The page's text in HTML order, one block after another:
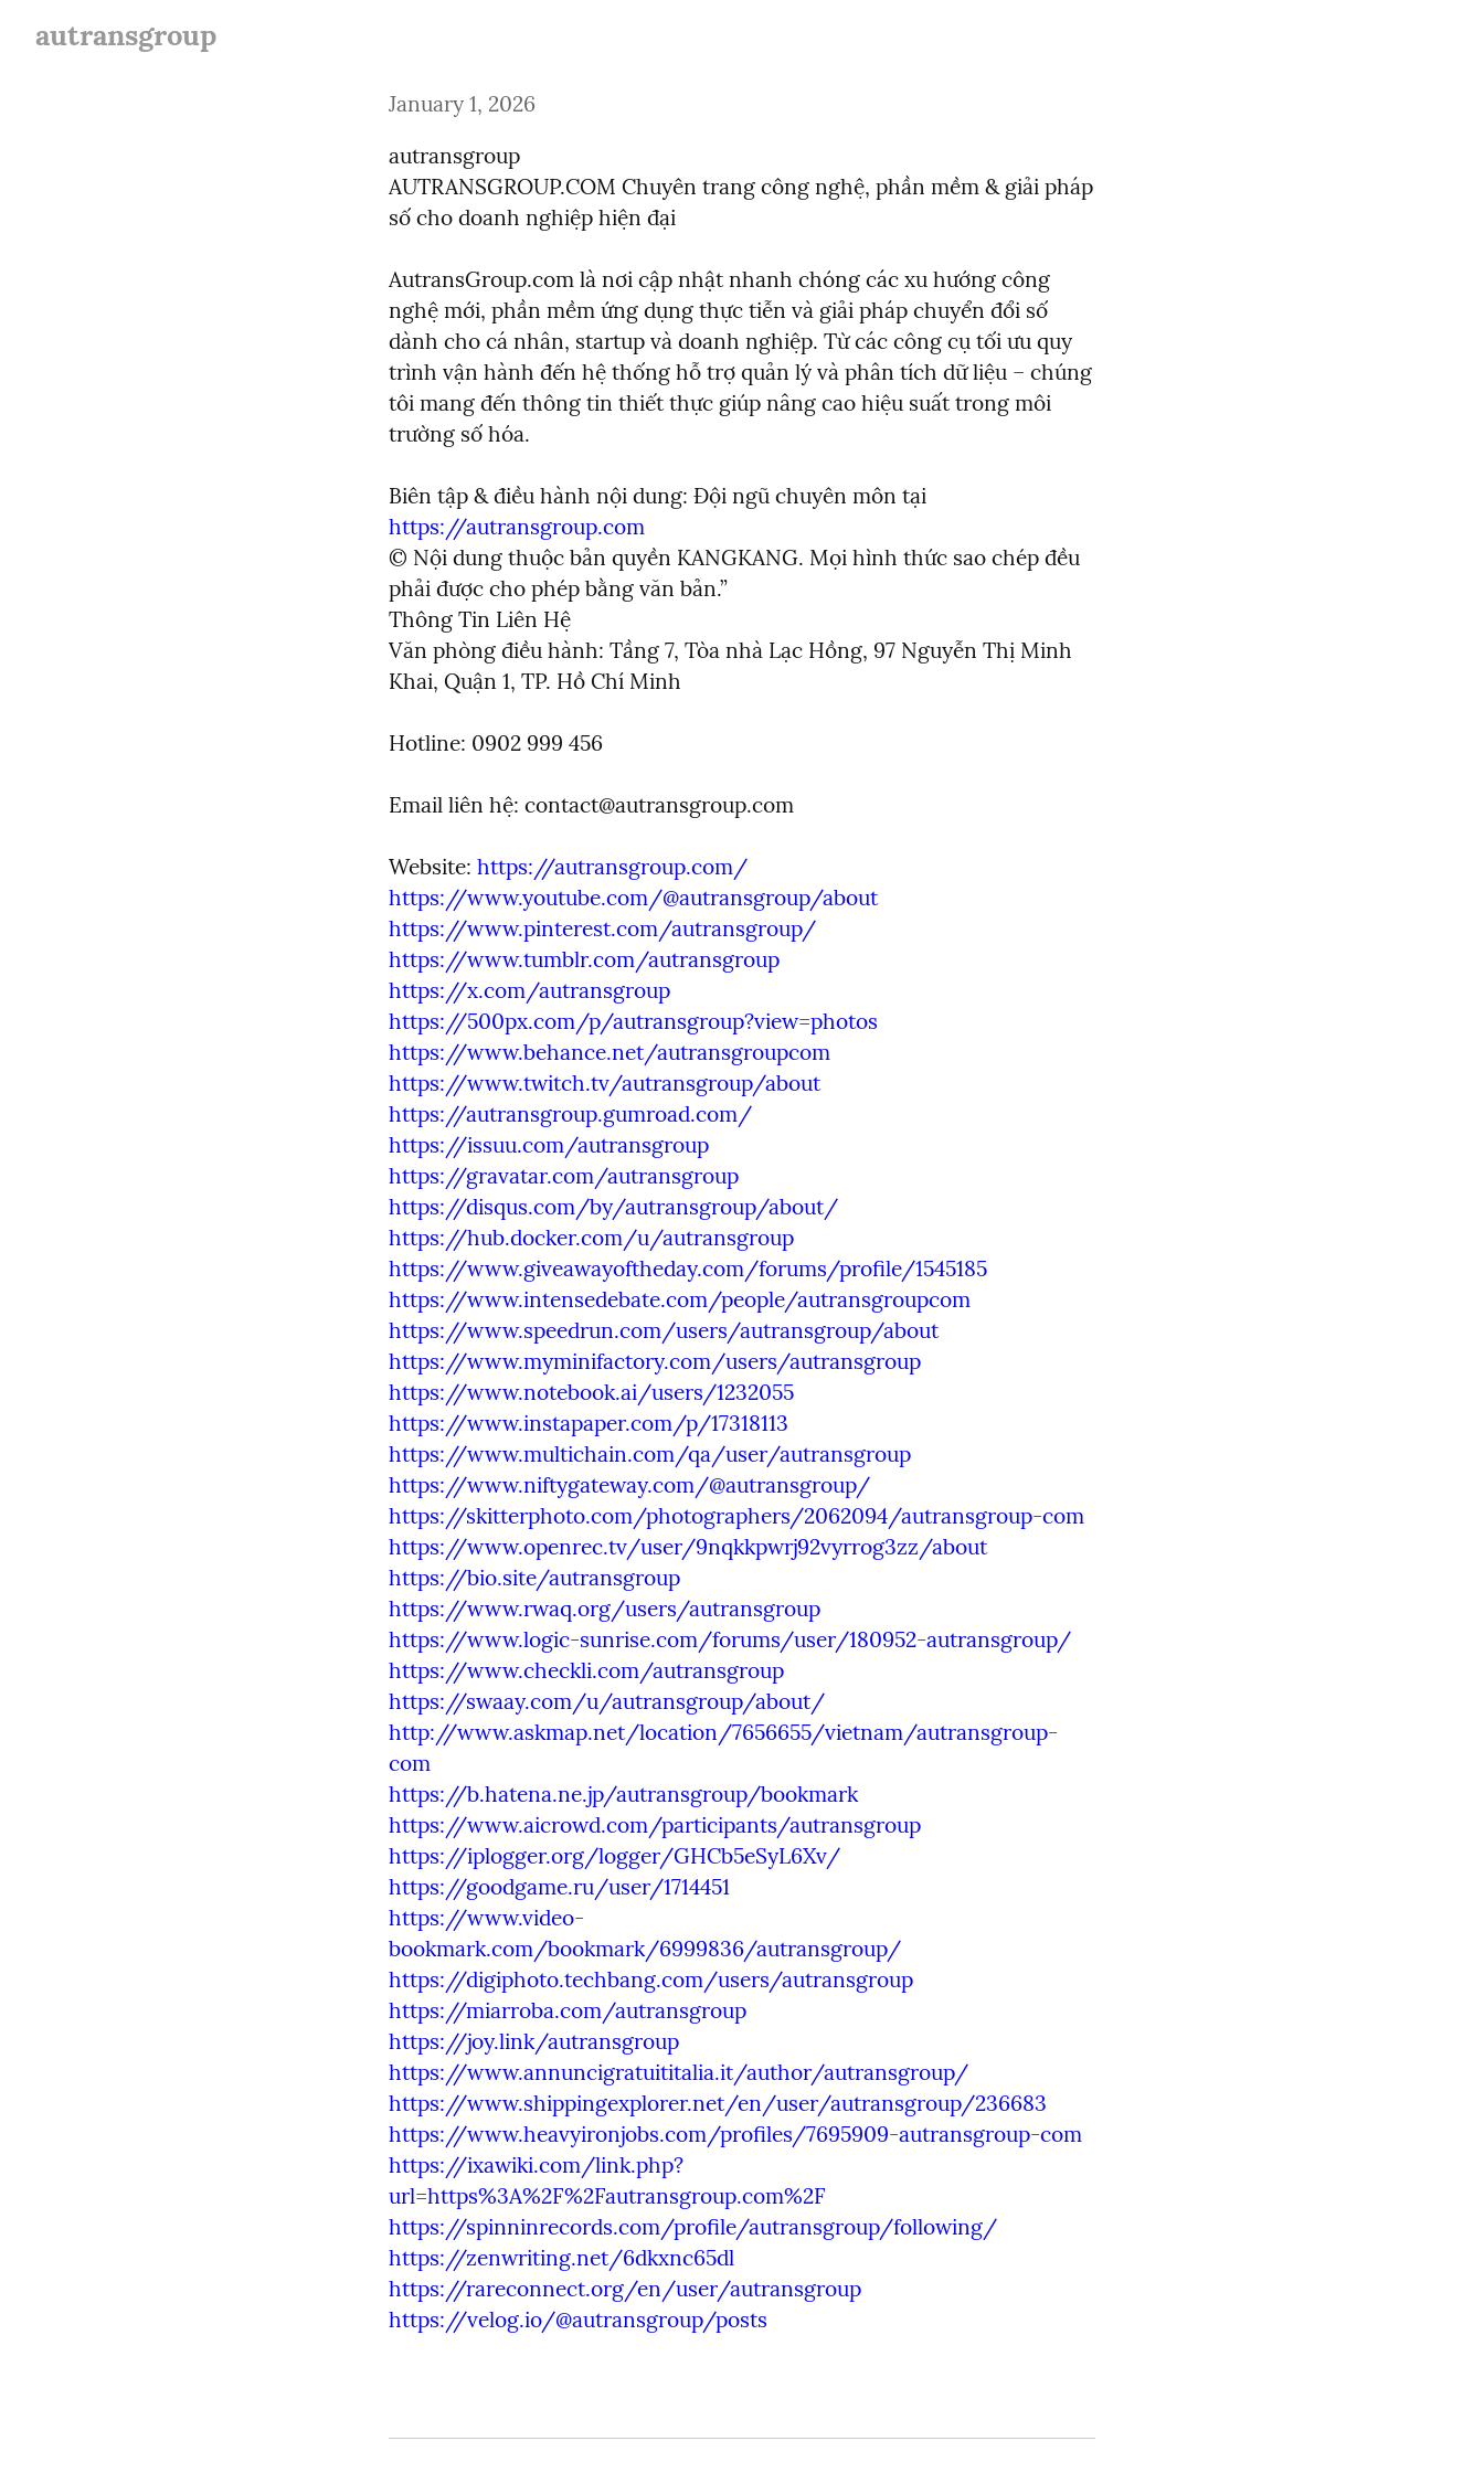
autransgroup
January 1, 2026
autransgroup
AUTRANSGROUP.COM Chuyên trang công nghệ, phần mềm & giải pháp
số cho doanh nghiệp hiện đại
AutransGroup.com là nơi cập nhật nhanh chóng các xu hướng công
nghệ mới, phần mềm ứng dụng thực tiễn và giải pháp chuyển đổi số
dành cho cá nhân, startup và doanh nghiệp. Từ các công cụ tối ưu quy
trình vận hành đến hệ thống hỗ trợ quản lý và phân tích dữ liệu – chúng
tôi mang đến thông tin thiết thực giúp nâng cao hiệu suất trong môi
trường số hóa.
https://autransgroup.com
© Nội dung thuộc bản quyền KANGKANG. Mọi hình thức sao chép đều
phải được cho phép bằng văn bản.”
Thông Tin Liên Hệ
Văn phòng điều hành: Tầng 7, Tòa nhà Lạc Hồng, 97 Nguyễn Thị Minh
Khai, Quận 1, TP. Hồ Chí Minh
Hotline: 0902 999 456
Email liên hệ: contact@autransgroup.com
Website: https://autransgroup.com/
https://www.youtube.com/@autransgroup/about
https://www.pinterest.com/autransgroup/
https://www.tumblr.com/autransgroup
https://x.com/autransgroup
https://500px.com/p/autransgroup?view=photos
https://www.behance.net/autransgroupcom
https://www.twitch.tv/autransgroup/about
https://autransgroup.gumroad.com/
https://issuu.com/autransgroup
https://gravatar.com/autransgroup
https://disqus.com/by/autransgroup/about/
https://hub.docker.com/u/autransgroup
https://www.giveawayoftheday.com/forums/profile/1545185
https://www.intensedebate.com/people/autransgroupcom
https://www.speedrun.com/users/autransgroup/about
https://www.myminifactory.com/users/autransgroup
https://www.notebook.ai/users/1232055
https://www.instapaper.com/p/17318113
https://www.multichain.com/qa/user/autransgroup
https://www.niftygateway.com/@autransgroup/
https://skitterphoto.com/photographers/2062094/autransgroup-com
https://www.openrec.tv/user/9nqkkpwrj92vyrrog3zz/about
https://bio.site/autransgroup
https://www.rwaq.org/users/autransgroup
https://www.logic-sunrise.com/forums/user/180952-autransgroup/
https://www.checkli.com/autransgroup
https://swaay.com/u/autransgroup/about/
http://www.askmap.net/location/7656655/vietnam/autransgroup-
com
https://b.hatena.ne.jp/autransgroup/bookmark
https://www.aicrowd.com/participants/autransgroup
https://iplogger.org/logger/GHCb5eSyL6Xv/
https://goodgame.ru/user/1714451
https://www.video-
bookmark.com/bookmark/6999836/autransgroup/
https://digiphoto.techbang.com/users/autransgroup
https://miarroba.com/autransgroup
https://joy.link/autransgroup
https://www.annuncigratuititalia.it/author/autransgroup/
https://www.shippingexplorer.net/en/user/autransgroup/236683
https://www.heavyironjobs.com/profiles/7695909-autransgroup-com
https://ixawiki.com/link.php?
url=https%3A%2F%2Fautransgroup.com%2F
https://spinninrecords.com/profile/autransgroup/following/
https://zenwriting.net/6dkxnc65dl
https://rareconnect.org/en/user/autransgroup
https://velog.io/@autransgroup/posts